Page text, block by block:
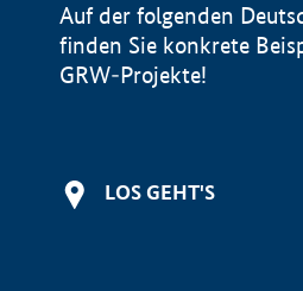
Auf der folgenden
finden Sie konkrete
GRW-Projekte!
LOS GEHT'S